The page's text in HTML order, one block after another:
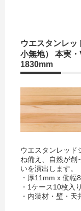
ウエスタンレッ
小無地） 本実
1830mm
ウエスタンレッド
ね備え、自然が創
いを演出します。
・厚11mm x 働
・1ケース10枚入り
・内装材・壁・天